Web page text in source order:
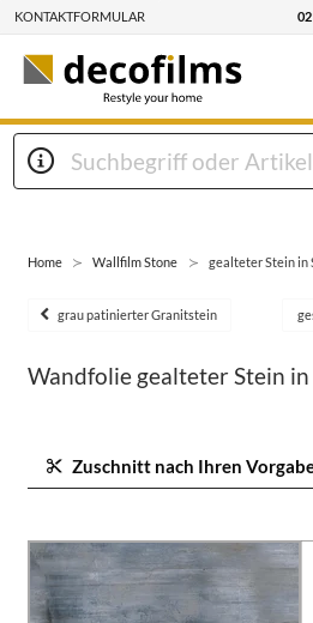
KONTAKTFORMULAR
Home Wallfilm Stone gealteter Stein in
grau patinierter Granitstein
Wandfolie gealteter Stein
Zuschnitt nach Ihren